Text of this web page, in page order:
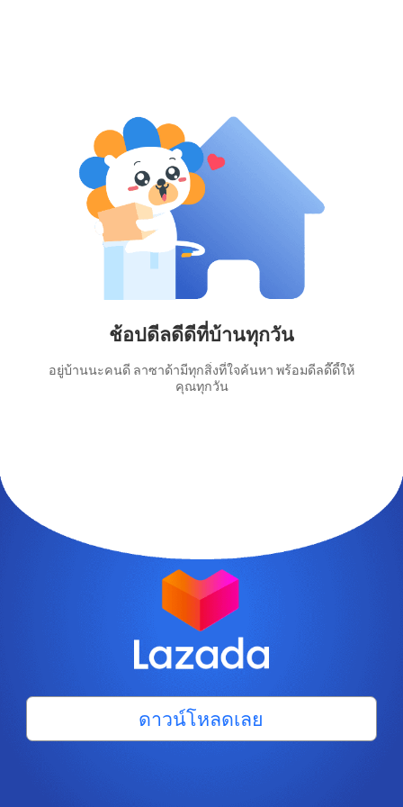
ช้อปดีลดีดีที่บ้านทุกวัน
อยู่บ้านนะคนดี ลาซาด้ามีทุกสิ่งที่ใจค้นหา พร้อมดีลดี๊ดี้ให้
คุณทุกวัน
ดาวน์โหลดเลย